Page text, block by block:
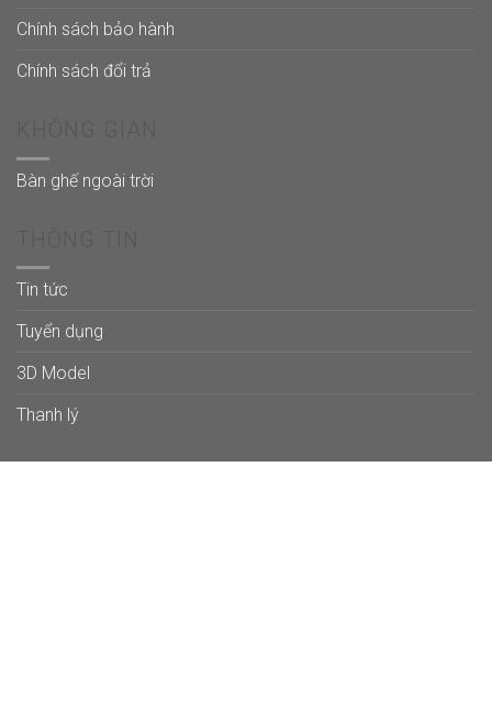
Chính sách bảo hành
Chính sách đổi trả
Bàn ghế ngoài trời
Tin tức
Tuyển dụng
3D Model
Thanh lý